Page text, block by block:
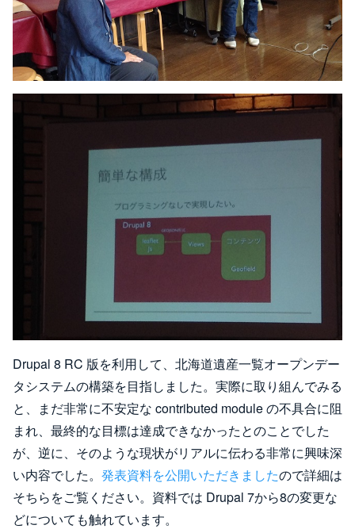
Drupal 8 RC 版を利用して、北海道遺産一覧オープンデー
タシステムの構築を目指しました。実際に取り組んでみる
と、まだ非常に不安定な contributed module の不具合に阻
まれ、最終的な目標は達成できなかったとのことでした
が、逆に、そのような現状がリアルに伝わる非常に興味深
い内容でした。 発表資料を公開いただきましたので詳細は
そちらをご覧ください。資料では Drupal 7から8の変更な
どについても触れています。